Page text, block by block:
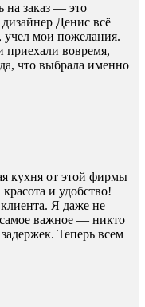
на заказ — это
Денис всё
учел мои пожелания.
приехали вовремя,
что выбрала именно
кухня от этой фирмы
и удобство!
Я даже не
важное — никто
Теперь всем